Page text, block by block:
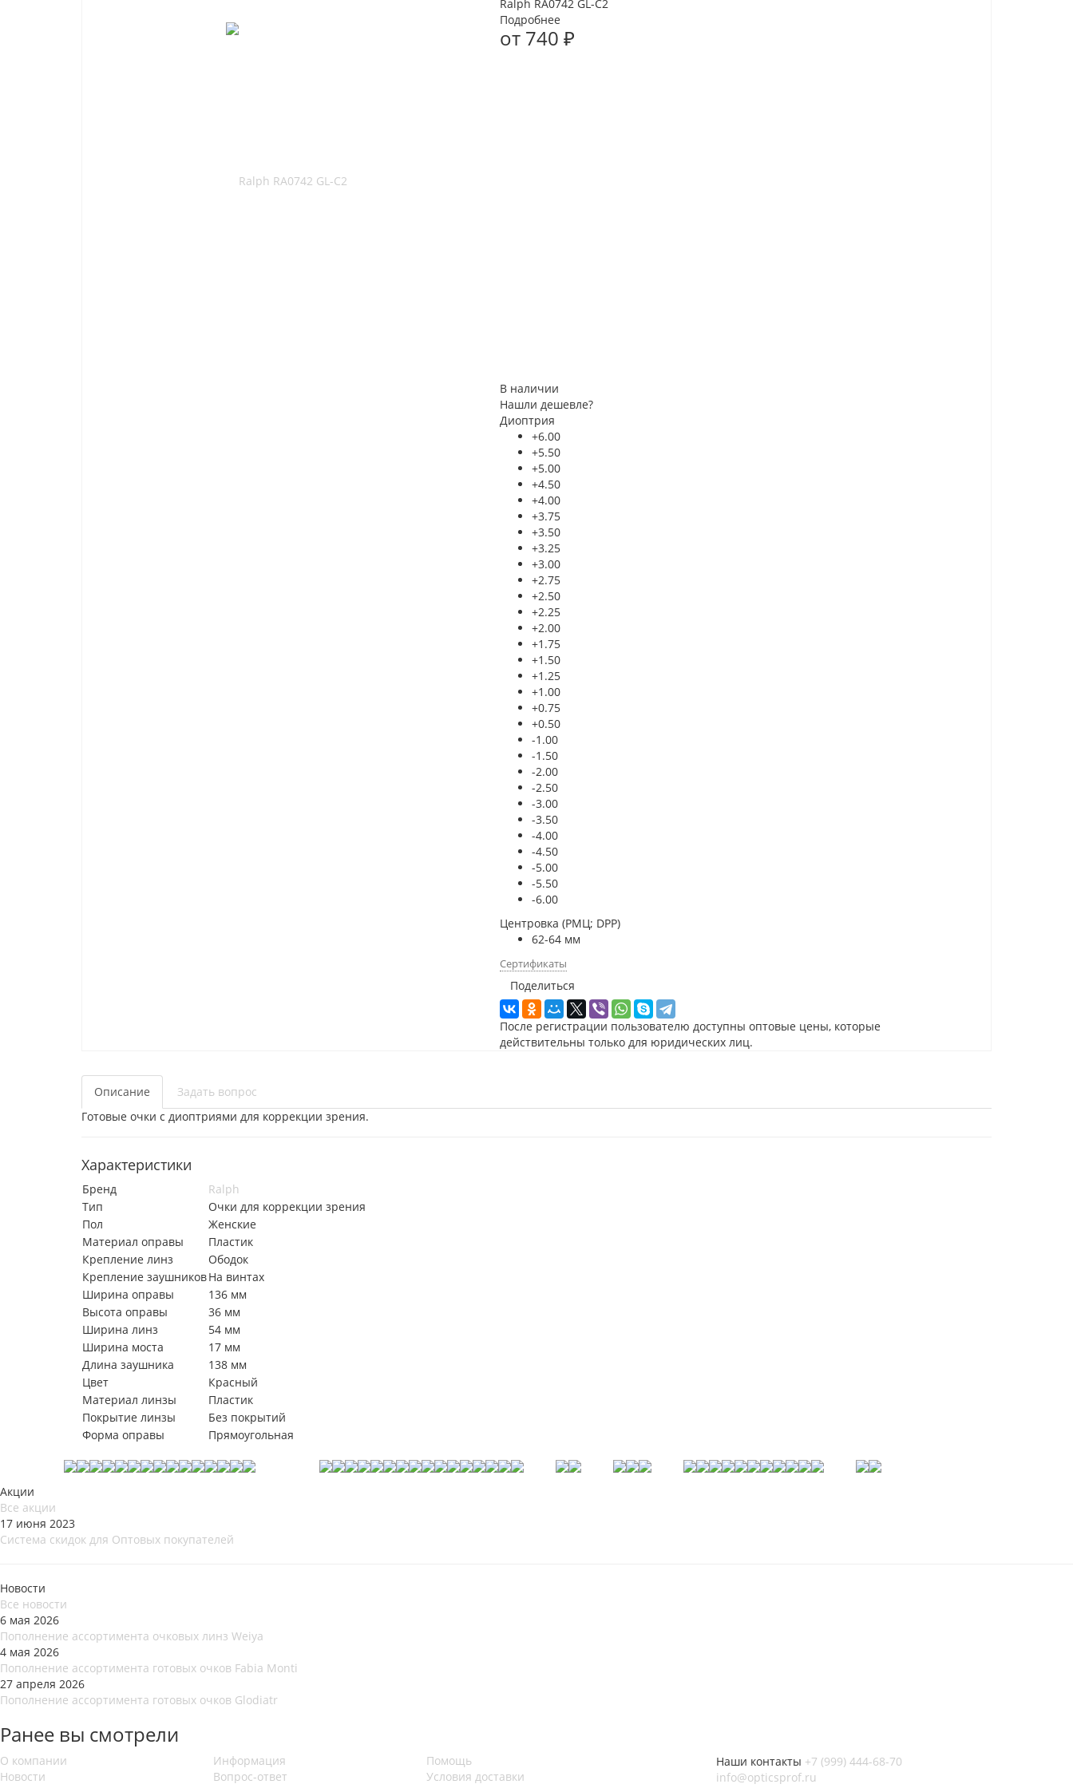
Ralph RA0742 GL-C2
Подробнее
от 740 ₽
В наличии
Нашли дешевле?
Диоптрия
+6.00
+5.50
+5.00
+4.50
+4.00
+3.75
+3.50
+3.25
+3.00
+2.75
+2.50
+2.25
+2.00
+1.75
+1.50
+1.25
+1.00
+0.75
+0.50
-1.00
-1.50
-2.00
-2.50
-3.00
-3.50
-4.00
-4.50
-5.00
-5.50
-6.00
Центровка (РМЦ; DPP)
62-64 мм
Сертификаты
Поделиться
После регистрации пользователю доступны оптовые цены, которые
действительны только для юридических лиц.
Описание
Задать вопрос
Готовые очки с диоптриями для коррекции зрения.
Характеристики
Бренд
Ralph
Тип
Очки для коррекции зрения
Пол
Женские
Материал оправы
Пластик
Крепление линз
Ободок
Крепление заушниковНа винтах
Ширина оправы
136 мм
Высота оправы
36 мм
Ширина линз
54 мм
Ширина моста
17 мм
Длина заушника
138 мм
Цвет
Красный
Материал линзы
Пластик
Покрытие линзы
Без покрытий
Форма оправы
Прямоугольная
Акции
Все акции
17 июня 2023
Система скидок для Оптовых покупателей
Новости
Все новости
6 мая 2026
Пополнение ассортимента очковых линз Weiya
4 мая 2026
Пополнение ассортимента готовых очков Fabia Monti
27 апреля 2026
Пополнение ассортимента готовых очков Glodiatr
Ранее вы смотрели
О компании
Новости
Информация
Вопрос-ответ
Помощь
Условия доставки
Наши контакты +7 (999) 444-68-70
info@opticsprof.ru